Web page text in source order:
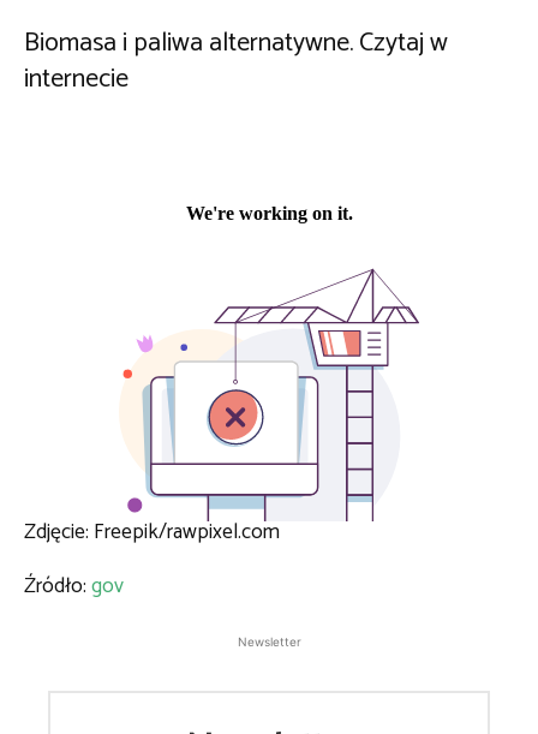
Biomasa i paliwa alternatywne. Czytaj w
internecie
Zdjęcie: Freepik/rawpixel.com
Źródło:gov
Newsletter